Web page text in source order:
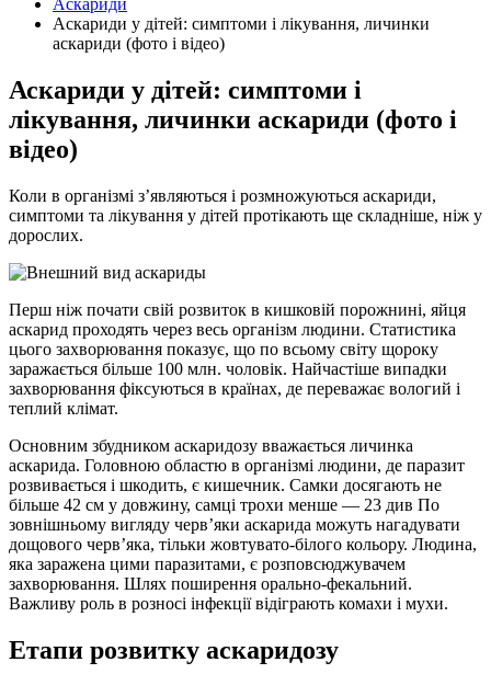
Аскариди
Аскариди у дітей: симптоми і лікування, личинки
аскариди (фото і відео)
Аскариди у дітей: симптоми і
лікування, личинки аскариди (фото і
відео)
Коли в організмі з’являються і розмножуються аскариди,
симптоми та лікування у дітей протікають ще складніше, ніж у
дорослих.
Перш ніж почати свій розвиток в кишковій порожнині, яйця
аскарид проходять через весь організм людини. Статистика
цього захворювання показує, що по всьому світу щороку
заражається більше 100 млн. чоловік. Найчастіше випадки
захворювання фіксуються в країнах, де переважає вологий і
теплий клімат.
Основним збудником аскаридозу вважається личинка
аскарида. Головною областю в організмі людини, де паразит
розвивається і шкодить, є кишечник. Самки досягають не
більше 42 см у довжину, самці трохи менше — 23 див По
зовнішньому вигляду черв’яки аскарида можуть нагадувати
дощового черв’яка, тільки жовтувато-білого кольору. Людина,
яка заражена цими паразитами, є розповсюджувачем
захворювання. Шлях поширення орально-фекальний.
Важливу роль в розносі інфекції відіграють комахи і мухи.
Етапи розвитку аскаридозу